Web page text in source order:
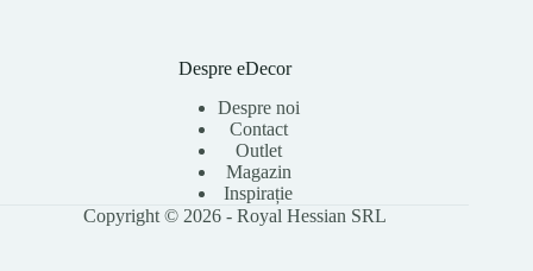
Despre eDecor
Despre noi
Contact
Outlet
Magazin
Inspirație
Copyright © 2026 - Royal Hessian SRL